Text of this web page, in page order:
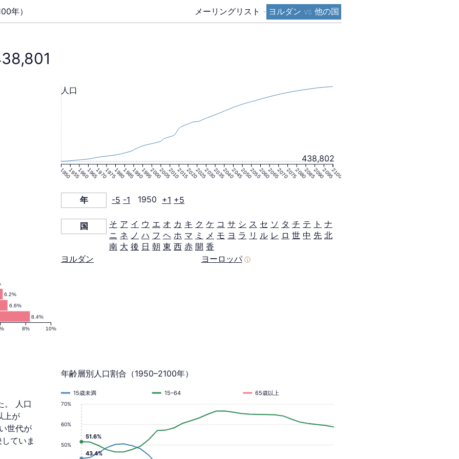
メーリングリスト - ヨルダン vs 他の国
年）
8.4%
6.6%
6.2%
8% 10%
1950195519601965197019751980198519901995200020052010201520202025203020352040204520502055206020652070207520802085209020952100
438,802
人口
年 -5 -1 1950 +1 +5
国 そ ア イ ウ エ オ カ キ ク ケ コ サ シ ス セ ソ タ チ テ ト ナ
ニ ネ ノ ハ フ ヘ ホ マ ミ メ モ ヨ ラ リ ル レ ロ 世 中 先 北
南 大 後 日 朝 東 西 赤 開 香
ヨルダン
ヨーロッパ ⓘ
。 人口
上が
世代が
ていま
年齢層別人口割合（1950–2100年）
50%
60%
70%
15歳未満 15–64 65歳以上
43.4%
51.6%